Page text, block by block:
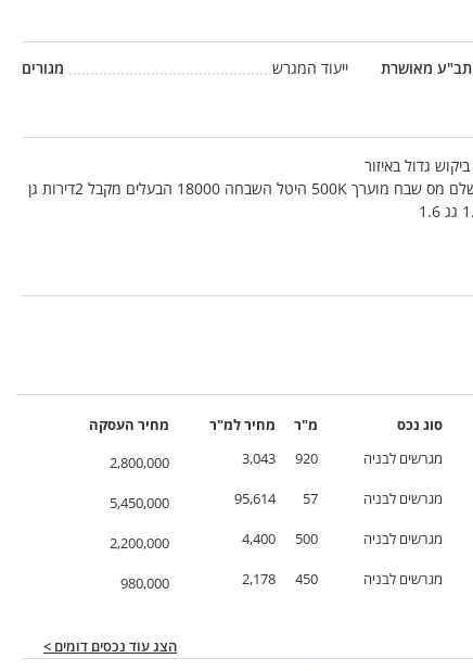
תב"ע מאושרת ייעוד המגרש מגורים
תנאי עסקה: עסקת נטו היזם מתחייב לשלם מס שבח מוערך 500K היטל השבחה 18000 הבעלים מקבל 2דירות גן
סוג נכס מ"ר מחירלמ"ר מחיר העסקה
מגרשים לבניה 920
3,043
2,800,000
מגרשים לבניה 57
95,614
5,450,000
מגרשים לבניה 500
4,400
2,200,000
מגרשים לבניה 450
2,178
980,000
הצג עוד נכסים דומים >